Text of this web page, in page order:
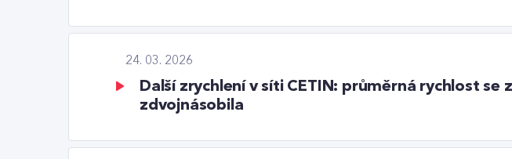
24. 03. 2026
Další zrychlení v síti CETIN: průměrná rychlost
zdvojnásobila